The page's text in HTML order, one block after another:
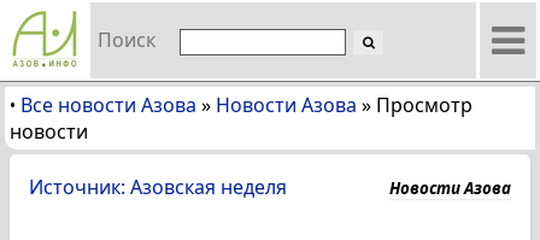
Поиск
• Все новости Азова » Новости Азова » Просмотр
новости
Источник: Азовская неделя Новости Азова